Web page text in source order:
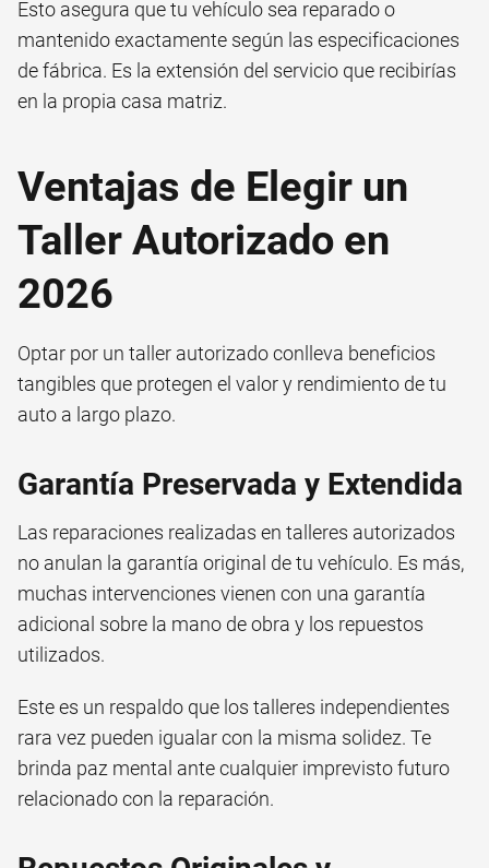
Esto asegura que tu vehículo sea reparado o
mantenido exactamente según las especificaciones
de fábrica. Es la extensión del servicio que recibirías
en la propia casa matriz.
Ventajas de Elegir un
Taller Autorizado en
2026
Optar por un taller autorizado conlleva beneficios
tangibles que protegen el valor y rendimiento de tu
auto a largo plazo.
Garantía Preservada y Extendida
Las reparaciones realizadas en talleres autorizados
no anulan la garantía original de tu vehículo. Es más,
muchas intervenciones vienen con una garantía
adicional sobre la mano de obra y los repuestos
utilizados.
Este es un respaldo que los talleres independientes
rara vez pueden igualar con la misma solidez. Te
brinda paz mental ante cualquier imprevisto futuro
relacionado con la reparación.